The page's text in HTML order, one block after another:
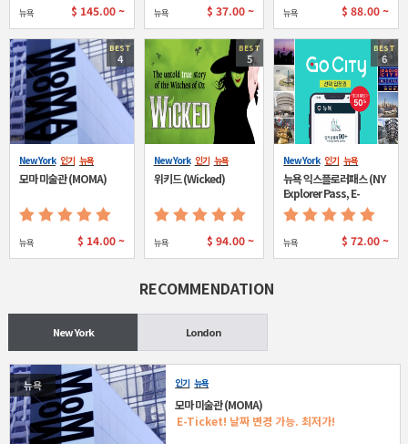
뉴욕 $ 145.00 ~ 뉴욕 $37.00 ~ 뉴욕 $ 88.00 ~
BEST
4
New York 인기 뉴욕
모마 미술관 (MOMA)
뉴욕 $ 14.00 ~
BEST
5
New York 인기 뉴욕
위키드 (Wicked)
뉴욕 $94.00 ~
BEST
6
New York 인기 뉴욕
뉴욕 익스플로러패스 (NY
Explorer Pass, E-
ticket)
뉴욕 $ 72.00 ~
RECOMMENDATION
New York London
뉴욕 인기 뉴욕
모마 미술관 (MOMA)
E-Ticket! 날짜 변경 가능. 최저가!